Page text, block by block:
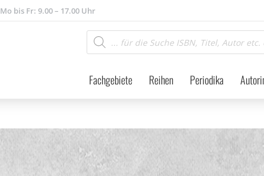
Mo bis Fr: 9.00 – 17.00 Uhr
Products
search
Fachgebiete Reihen Periodika